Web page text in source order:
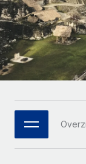
Remote
HR
Platform
Mid-
Teams
Enterprise
Global
WERK MET
Onderzoek
Casestudy's
HR-
Checklists en
Webinars
Español
Italiano
Português
日本語
한국어